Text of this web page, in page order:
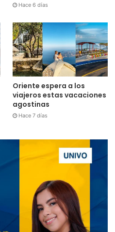
Hace 6 días
Oriente espera a los
viajeros estas vacaciones
agostinas
Hace 7 días